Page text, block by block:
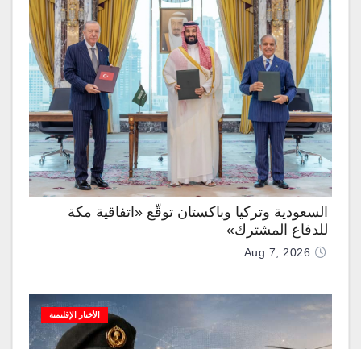
السعودية وتركيا وباكستان توقّع «اتفاقية مكة
للدفاع المشترك»
Aug 7, 2026
الأخبار الإقليمية